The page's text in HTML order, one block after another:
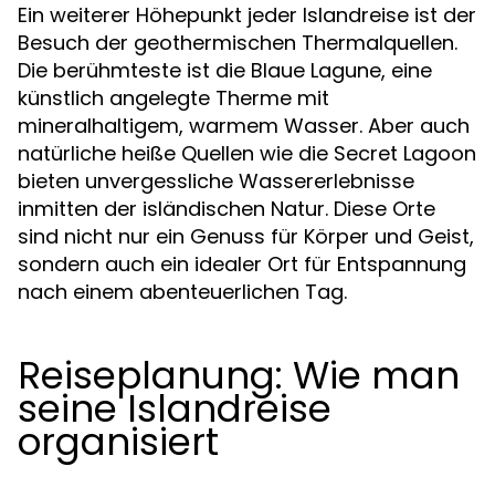
Ein weiterer Höhepunkt jeder Islandreise ist der
Besuch der geothermischen Thermalquellen.
Die berühmteste ist die Blaue Lagune, eine
künstlich angelegte Therme mit
mineralhaltigem, warmem Wasser. Aber auch
natürliche heiße Quellen wie die Secret Lagoon
bieten unvergessliche Wassererlebnisse
inmitten der isländischen Natur. Diese Orte
sind nicht nur ein Genuss für Körper und Geist,
sondern auch ein idealer Ort für Entspannung
nach einem abenteuerlichen Tag.
Reiseplanung: Wie man
seine Islandreise
organisiert